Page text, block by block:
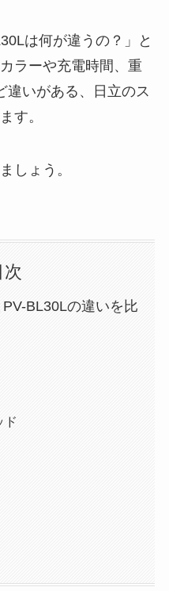
は何が違うの？」と
ラーや充電時間、重
違いがある、日立のス
す。
しょう。
次
BL30Lの違いを比
ド